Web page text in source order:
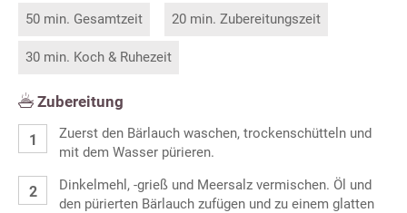
50 min. Gesamtzeit 20 min. Zubereitungszeit
30 min. Koch & Ruhezeit
Zubereitung
Zuerst den Bärlauch waschen, trockenschütteln und
mit dem Wasser pürieren.
Dinkelmehl, -grieß und Meersalz vermischen. Öl und
den pürierten Bärlauch zufügen und zu einem glatten